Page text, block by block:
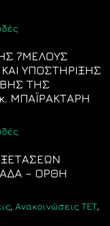
7ΜΕΛΟΥΣ
ΥΠΟΣΤΗΡΙΞΗΣ
ΤΗΣ
ΜΠΑΪΡΑΚΤΑΡΗ
– ΟΡΘΗ
, Ανακοινώσεις ΤΕΤ,